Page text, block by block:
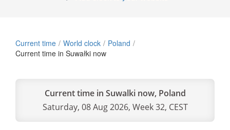
Current time World clock
Poland
Current time in Suwałki now
Current time in Suwalki now, Poland
Saturday, 08 Aug 2026, Week 32, CEST